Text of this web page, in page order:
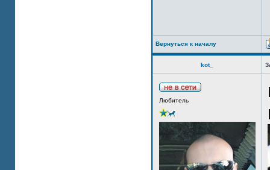
Вернуться к началу
kot_
Любитель